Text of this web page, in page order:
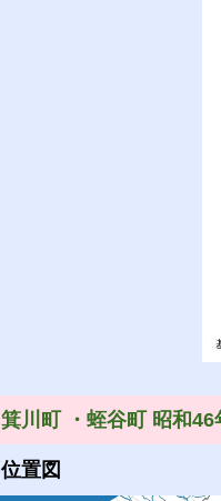
箕川町 ・蛭谷町 昭和46
位置図